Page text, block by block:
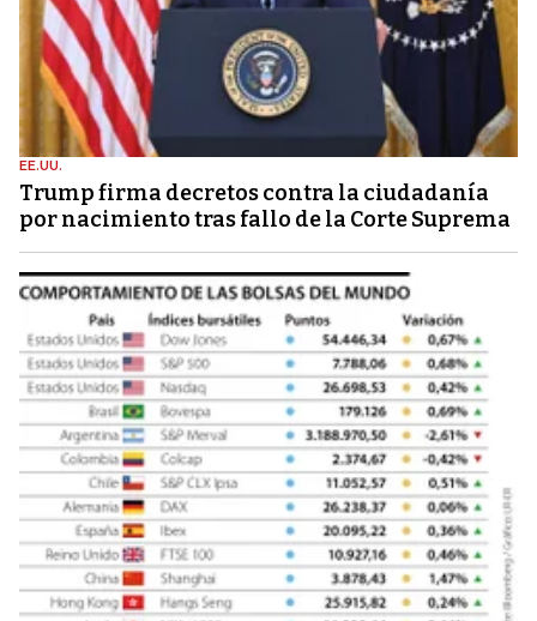
EE.UU.
Trump firma decretos contra la ciudadanía
por nacimiento tras fallo de la Corte Suprema